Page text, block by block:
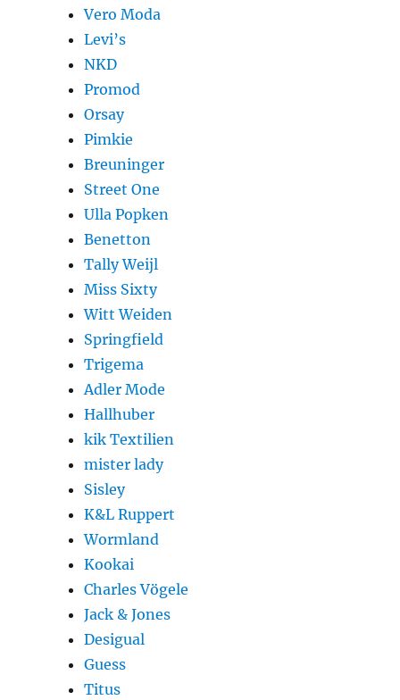
Vero Moda
Levi’s
NKD
Promod
Orsay
Pimkie
Breuninger
Street One
Ulla Popken
Benetton
Tally Weijl
Miss Sixty
Witt Weiden
Springfield
Trigema
Adler Mode
Hallhuber
kik Textilien
mister lady
Sisley
K&L Ruppert
Wormland
Kookai
Charles Vögele
Jack & Jones
Desigual
Guess
Titus